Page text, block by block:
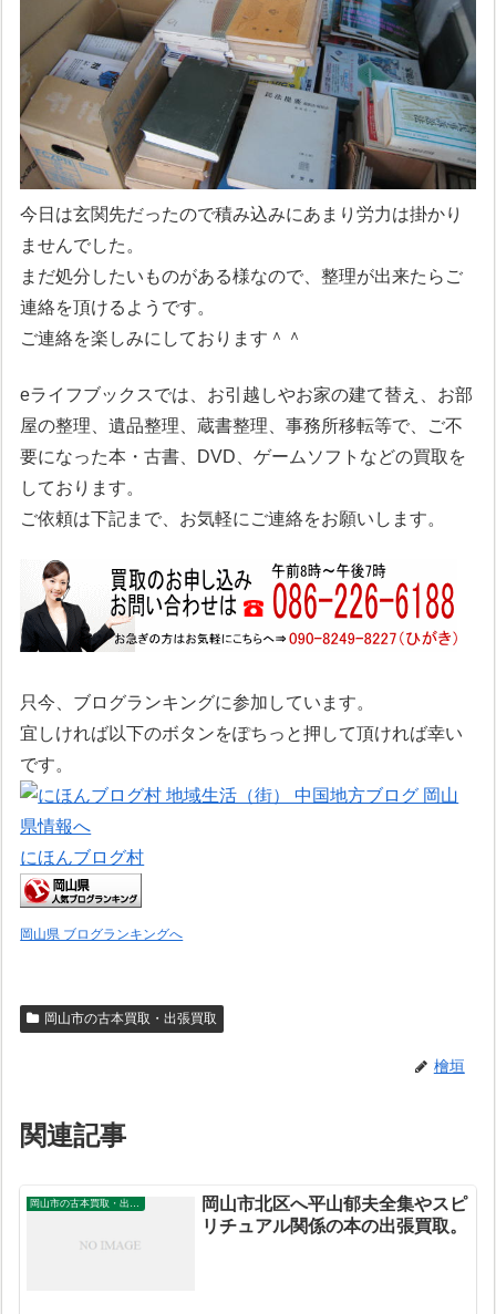
今日は玄関先だったので積み込みにあまり労力は掛かり
ませんでした。
まだ処分したいものがある様なので、整理が出来たらご
連絡を頂けるようです。
ご連絡を楽しみにしております＾＾
eライフブックスでは、お引越しやお家の建て替え、お部
屋の整理、遺品整理、蔵書整理、事務所移転等で、ご不
要になった本・古書、DVD、ゲームソフトなどの買取を
しております。
ご依頼は下記まで、お気軽にご連絡をお願いします。
只今、ブログランキングに参加しています。
宜しければ以下のボタンをぽちっと押して頂ければ幸い
です。
にほんブログ村
岡山県 ブログランキングへ
岡山市の古本買取・出張買取
檜垣
関連記事
岡山市北区へ平山郁夫全集やスピ
リチュアル関係の本の出張買取。